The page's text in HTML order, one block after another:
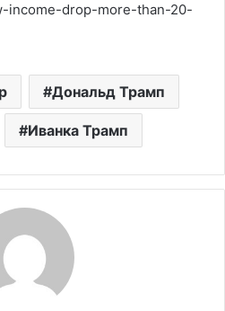
income-drop-more-than-20-
Дональд Трамп
Иванка Трамп